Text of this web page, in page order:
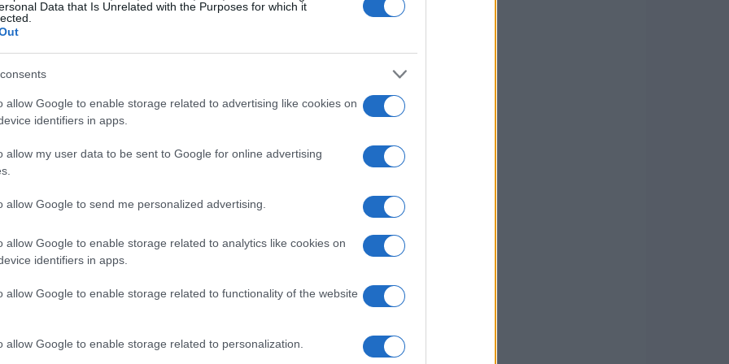
Data that Is Unrelated with the Purposes for which it
allow Google to enable storage related to advertising like cookies on
identifiers in apps.
allow my user data to be sent to Google for online advertising
allow Google to send me personalized advertising.
allow Google to enable storage related to analytics like cookies on
identifiers in apps.
allow Google to enable storage related to functionality of the website
allow Google to enable storage related to personalization.
el compromiso de países como Suecia de liderar
que no podemos pasar por alto es que, según
con energías renovables, en contraste con el
un logro técnico; es un testimonio de un futuro
de origen sueco han sido promovidas en varias
colectivo hacia un planeta más verde. Por
nueva parada del Plogging Tour 2025, que
basura. Esto no solo fomenta un estilo de vida
del medio ambiente, un aspecto que cada vez
la Feria del Libro de Madrid ha hecho un
infantil inspirado en los bosques suecos y los